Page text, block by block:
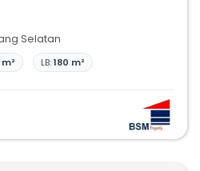
Selatan
LB:180 m²